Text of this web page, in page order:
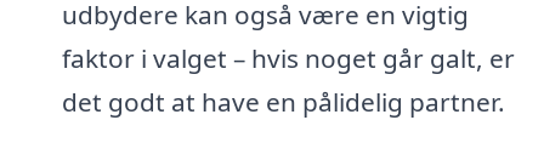
udbydere kan også være en vigtig
faktor i valget – hvis noget går galt, er
det godt at have en pålidelig partner.